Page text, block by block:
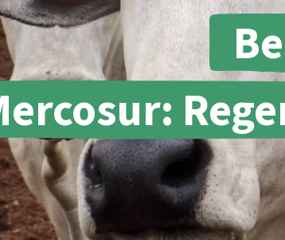
Ältere Ausgaben
e. V.
2025 0541
00